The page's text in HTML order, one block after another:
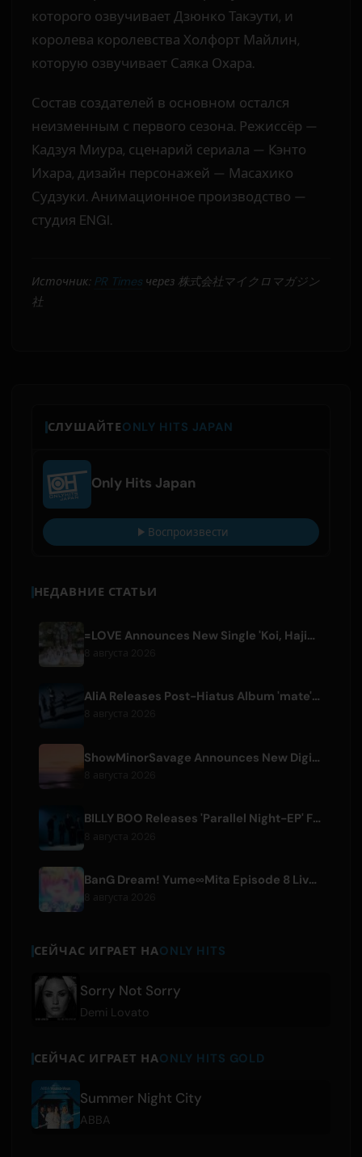
которого озвучивает Дзюнко Такэути, и
королева королевства Холфорт Майлин,
которую озвучивает Саяка Охара.
Состав создателей в основном остался
неизменным с первого сезона. Режиссёр —
Кадзуя Миура, сценарий сериала — Кэнто
Ихара, дизайн персонажей — Масахико
Судзуки. Анимационное производство —
студия ENGI.
Источник: PR Timesчерез 株式会社マイクロマガジン
社
СЛУШАЙТЕONLY HITS JAPAN
Only Hits Japan
Воспроизвести
НЕДАВНИЕ СТАТЬИ
=LOVE Announces New Single 'Koi, Hajimemashita.' and Tokyo Dome Concerts
AliA Releases Post-Hiatus Album 'mate', Announces Tokyo Live
ShowMinorSavage Announces New Digital Single 'Gradation'
BILLY BOO Releases 'Parallel Night-EP' Featuring TV Drama Theme Song
BanG Dream! Yume∞Mita Episode 8 Live Clip Released
СЕЙЧАС ИГРАЕТ НАONLY HITS
Sorry Not Sorry
Demi Lovato
СЕЙЧАС ИГРАЕТ НАONLY HITS GOLD
Summer Night City
ABBA